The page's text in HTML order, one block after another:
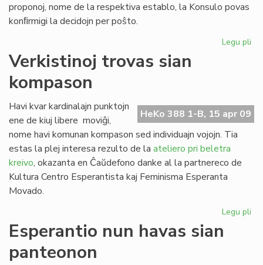
proponoj, nome de la respektiva establo, la Konsulo povas
konﬁrmigi la decidojn per poŝto.
Legu pli
Verkistinoj trovas sian
kompason
HeKo 388 1-B, 15 apr 09
Havi kvar kardinalajn punktojn
ene de kiuj libere moviĝi,
nome havi komunan kompason sed individuajn vojojn. Tia
estas la plej interesa rezulto de la ateliero pri beletra
kreivo, okazanta en Ĉaŭdefono danke al la partnereco de
Kultura Centro Esperantista kaj Feminisma Esperanta
Movado.
Legu pli
Esperantio nun havas sian
panteonon